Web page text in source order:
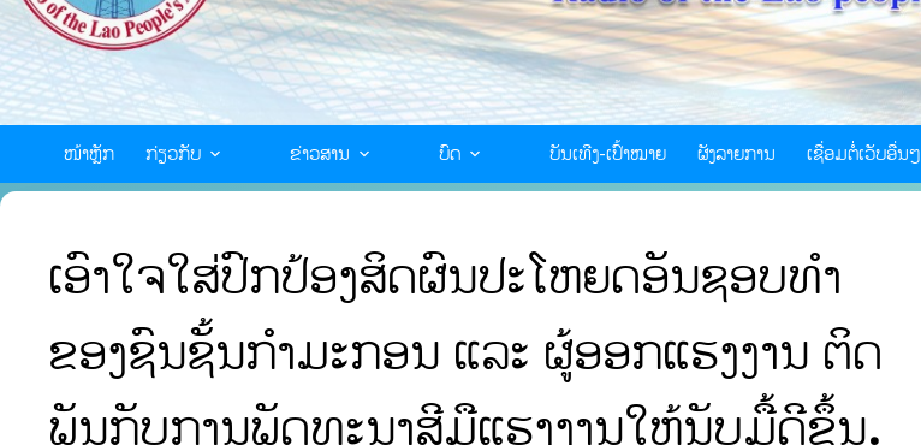
ໜ້າຫຼັກ ກ່ຽວກັບ ຂ່າວສານ ບົດ ບັນເທີງ-ເປົ້າໝາຍ ຜັງລາຍການ ເຊື່ອມຕໍ່ເວັບອື່ນໆ
ເອົາໃຈໃສ່ປົກປ້ອງສິດຜົນປະໂຫຍດອັນຊອບທຳ
ຂອງຊົນຊັ້ນກຳມະກອນ ແລະ ຜູ້ອອກແຮງງານ ຕິດ
ພັນກັບການພັດທະນາສີມືແຮງງານໃຫ້ນັບມື້ດີຂຶ້ນ.